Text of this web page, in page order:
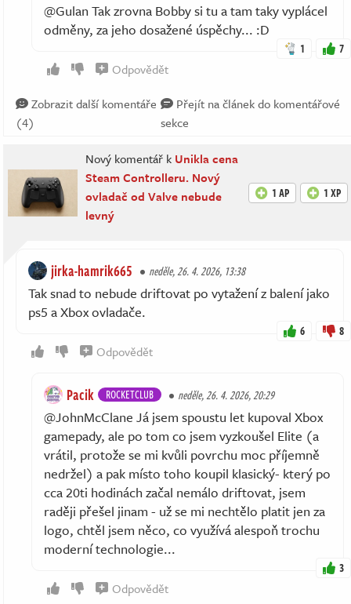
@Gulan Tak zrovna Bobby si tu a tam taky vyplácel
odměny, za jeho dosažené úspěchy... :D
1 7
Odpovědět
Zobrazit další komentáře
(4)
Přejít na článek do komentářové
sekce
Nový komentář k Unikla cena
Steam Controlleru. Nový
ovladač od Valve nebude
levný
1 AP 1 XP
jirka-hamrik665 neděle, 26. 4. 2026, 13:38
Tak snad to nebude driftovat po vytažení z balení jako
ps5 a Xbox ovladače.
6 8
Odpovědět
Pacik ROCKETCLUB neděle, 26. 4. 2026, 20:29
@JohnMcClane Já jsem spoustu let kupoval Xbox
gamepady, ale po tom co jsem vyzkoušel Elite (a
vrátil, protože se mi kvůli povrchu moc příjemně
nedržel) a pak místo toho koupil klasický- který po
cca 20ti hodinách začal nemálo driftovat, jsem
raději přešel jinam - už se mi nechtělo platit jen za
logo, chtěl jsem něco, co využívá alespoň trochu
moderní technologie...
3
Odpovědět